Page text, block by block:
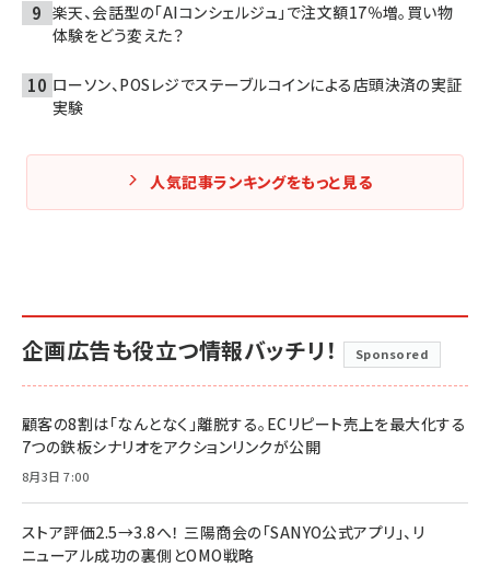
楽天、会話型の「AIコンシェルジュ」で注文額17％増。買い物
体験をどう変えた？
ローソン、POSレジでステーブルコインによる店頭決済の実証
実験
人気記事ランキングをもっと見る
企画広告も役立つ情報バッチリ！ Sponsored
顧客の8割は「なんとなく」離脱する。ECリピート売上を最大化する
7つの鉄板シナリオをアクションリンクが公開
8月3日 7:00
ストア評価2.5→3.8へ！ 三陽商会の「SANYO公式アプリ」、リ
ニューアル成功の裏側とOMO戦略